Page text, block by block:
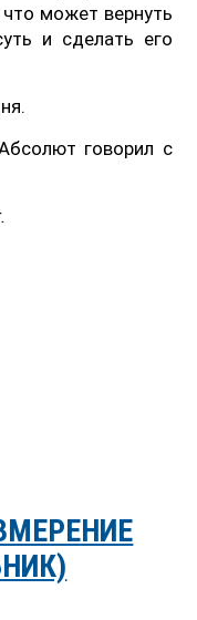
может вернуть
и сделать его
говорил с